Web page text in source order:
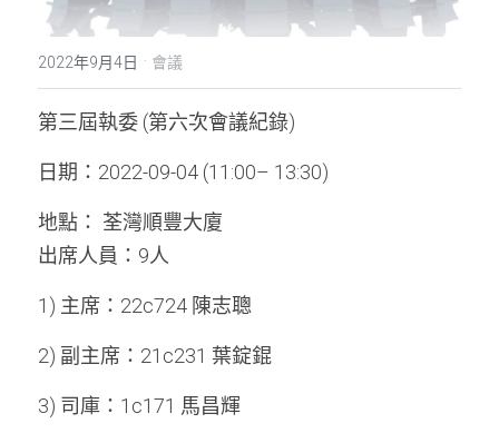
周年紀念
本會近況
名譽會員登記
學警預備班會員登記
正式會員申請
銷售服務
聯絡我們
2022年9月4日 · 會議
第三屆執委 (第六次會議紀錄)
日期：2022-09-04 (11:00– 13:30)
地點： 荃灣順豐大廈
出席人員：9人
1) 主席：22c724 陳志聰
2) 副主席：21c231 葉錠錕
3) 司庫：1c171 馬昌輝